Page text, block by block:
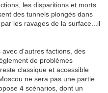
les disparitions et morts
des tunnels plongés dans
les ravages de la surface...il
d'autres factions, des
de problèmes
classique et accessible
ne sera pas une partie
4 scénarios, dont un